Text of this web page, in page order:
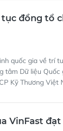
đồng tổ
quốc gia về trí
tâm Dữ liệu
Kỹ Thương Việt
VinFast